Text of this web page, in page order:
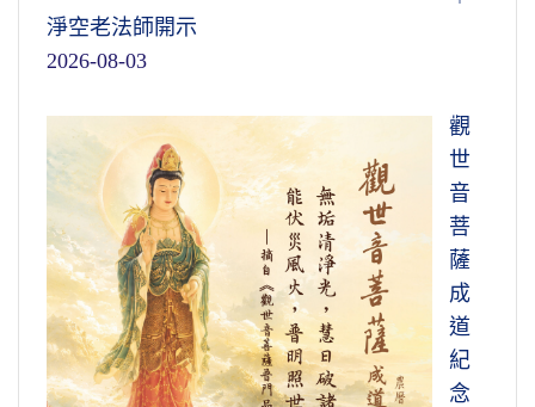
淨空老法師開示
2026-08-03
觀
世
音
菩
薩
成
道
紀
念